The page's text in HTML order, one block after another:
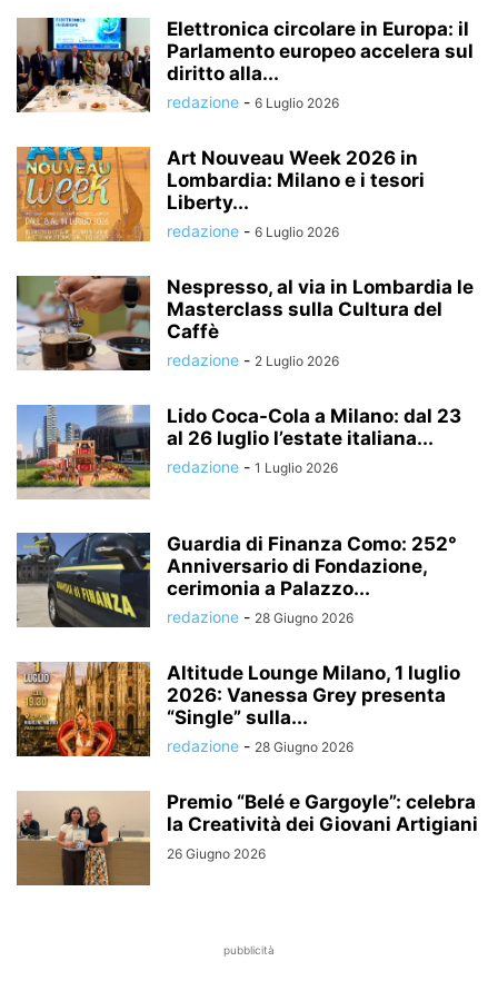
Elettronica circolare in Europa: il
Parlamento europeo accelera sul
diritto alla...
redazione - 6 Luglio 2026
Art Nouveau Week 2026 in
Lombardia: Milano e i tesori
Liberty...
redazione - 6 Luglio 2026
Nespresso, al via in Lombardia le
Masterclass sulla Cultura del
Caffè
redazione - 2 Luglio 2026
Lido Coca-Cola a Milano: dal 23
al 26 luglio l’estate italiana...
redazione - 1 Luglio 2026
Guardia di Finanza Como: 252°
Anniversario di Fondazione,
cerimonia a Palazzo...
redazione - 28 Giugno 2026
Altitude Lounge Milano, 1 luglio
2026: Vanessa Grey presenta
“Single” sulla...
redazione - 28 Giugno 2026
Premio “Belé e Gargoyle”: celebra
la Creatività dei Giovani Artigiani
26 Giugno 2026
pubblicità